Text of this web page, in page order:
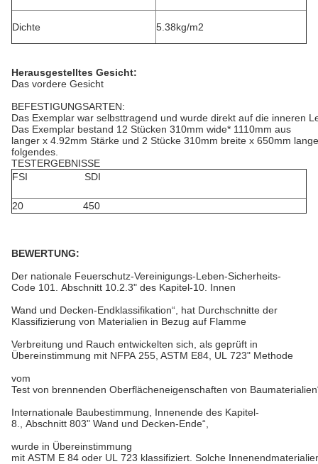
Dichte 5.38kg/m2
Herausgestelltes Gesicht:
Das vordere Gesicht
BEFESTIGUNGSARTEN:
Das Exemplar war selbsttragend und wurde direkt auf die inneren
Das Exemplar bestand 12 Stücken 310mm wide* 1110mm aus
langer x 4.92mm Stärke und 2 Stücke 310mm breite x 650mm
folgendes.
TESTERGEBNISSE
FSI SDI
20 450
BEWERTUNG:
Der nationale Feuerschutz-Vereinigungs-Leben-Sicherheits-
Code 101. Abschnitt 10.2.3" des Kapitel-10. Innen
Wand und Decken-Endklassifikation“, hat Durchschnitte der
Klassifizierung von Materialien in Bezug auf Flamme
Verbreitung und Rauch entwickelten sich, als geprüft in
Übereinstimmung mit NFPA 255, ASTM E84, UL 723" Methode
vom
Test von brennenden Oberflächeneigenschaften von
Internationale Baubestimmung, Innenende des Kapitel-
8., Abschnitt 803" Wand und Decken-Ende“,
wurde in Übereinstimmung
mit ASTM E 84 oder UL 723 klassifiziert. Solche